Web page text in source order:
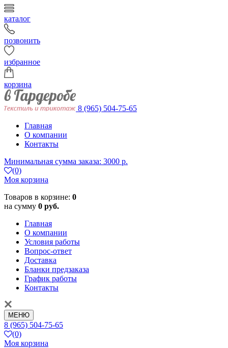
каталог
позвонить
избранное
корзина
8 (965) 504-75-65
Главная
О компании
Контакты
Минимальная сумма заказа: 3000 р.
(0)
Моя корзина
Товаров в корзине: 0
на сумму 0 руб.
Главная
О компании
Условия работы
Вопрос-ответ
Доставка
Бланки предзаказа
График работы
Контакты
МЕНЮ
8 (965) 504-75-65
(0)
Моя корзина